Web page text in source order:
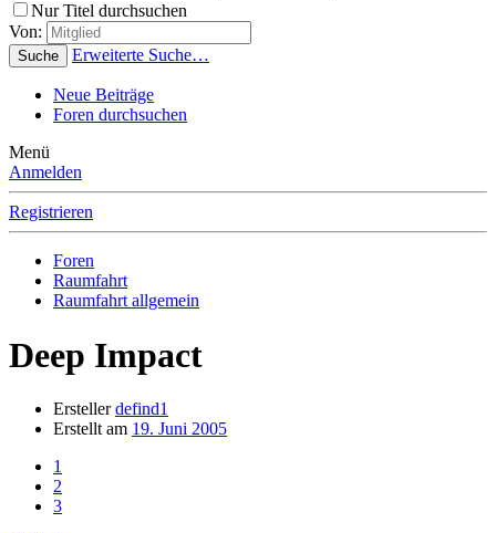
Nur Titel durchsuchen
Von:
Suche Erweiterte Suche…
Neue Beiträge
Foren durchsuchen
Menü
Anmelden
Registrieren
Foren
Raumfahrt
Raumfahrt allgemein
Deep Impact
Ersteller defind1
Erstellt am 19. Juni 2005
1
2
3